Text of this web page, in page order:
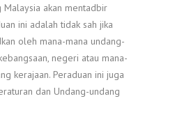
Malaysia akan mentadbir
ini adalah tidak sah jika
oleh mana-mana undang-
negeri atau mana-
kerajaan. Peraduan ini juga
dan Undang-undang